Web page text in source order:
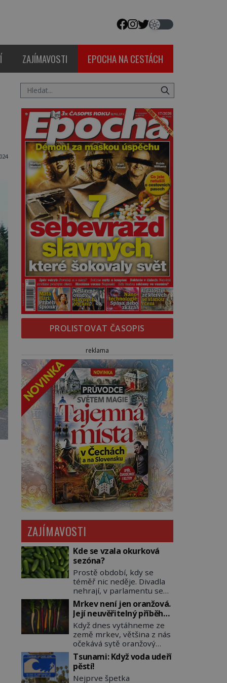
ZAJÍMAVOSTI EPOCHA NA CESTÁCH
PROLISTOVAT ČASOPIS
reklama
ZAJÍMAVOSTI
Kde se vzala okurková
sezóna?
Prostě období, kdy se
téměř nic neděje. Divadla
nehrají, v parlamentu se
nehlasuje, všichni jsou na
dovolené a média tak
nemají o čem mluvit a psát.
A vymýšlejí si proto
témata, které nikoho
nezajímají. Proč je však ona
letní doba spojovaná
zrovna s okurkami?
Okurkovou sezónu známe
Mrkev není jen oranžová.
Její neuvěřitelný příběh
začíná fialovou barvou
Když dnes vytáhneme ze
země mrkev, většina z nás
očekává sytě oranžový
kořen. Jenže po většinu
své historie je mrkev
všechno možné, jen ne
oranžová. Je fialová, žlutá,
Tsunami: Když voda udeří
pěstí!
Nejprve špetka